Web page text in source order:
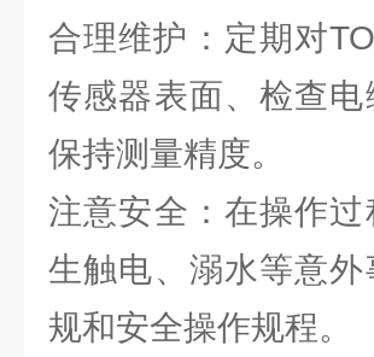
合理维护：定期对
传感器表面、检查
保持测量精度。
注意安全：在操作
生触电、溺水等意
规和安全操作规程。